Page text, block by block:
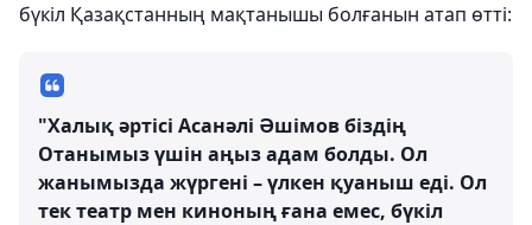
бүкіл Қазақстанның мақтанышы болғанын атап өтті:
"Халық әртісі Асанәлі Әшімов біздің
Отанымыз үшін аңыз адам болды. Ол
жанымызда жүргені – үлкен қуаныш еді. Ол
тек театр мен киноның ғана емес, бүкіл